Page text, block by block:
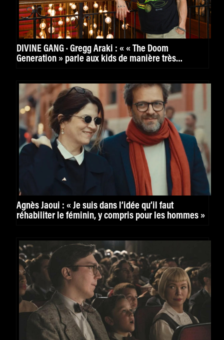
DIVINE GANG · Gregg Araki : « « The Doom
Generation » parle aux kids de manière très
Agnès Jaoui : « Je suis dans l’idée qu’il faut
réhabiliter le féminin, y compris pour les hommes »